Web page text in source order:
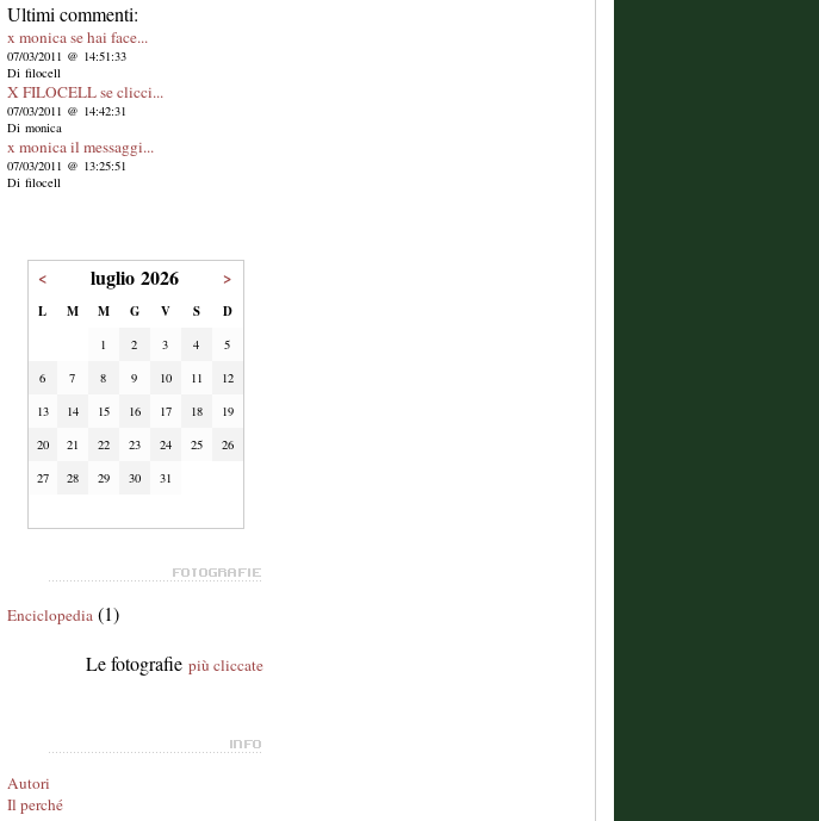
Ultimi commenti:
x monica se hai face...
07/03/2011 @ 14:51:33
Di filocell
X FILOCELL se clicci...
07/03/2011 @ 14:42:31
Di monica
x monica il messaggi...
07/03/2011 @ 13:25:51
Di filocell
< luglio 2026 >
L M M G V S D
1 2 3 4
5
6
7 8 9 10 11
12
13
14 15 16 17 18
19
20
21 22 23 24 25
26
27
28 29 30 31
Enciclopedia (1)
Le fotografie più cliccate
Autori
Il perché